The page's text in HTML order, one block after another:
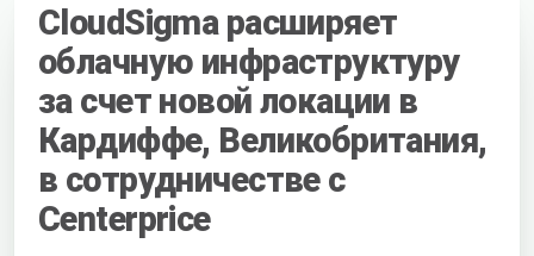
CloudSigma расширяет
облачную инфраструктуру
за счет новой локации в
Кардиффе, Великобритания,
в сотрудничестве с
Centerprice